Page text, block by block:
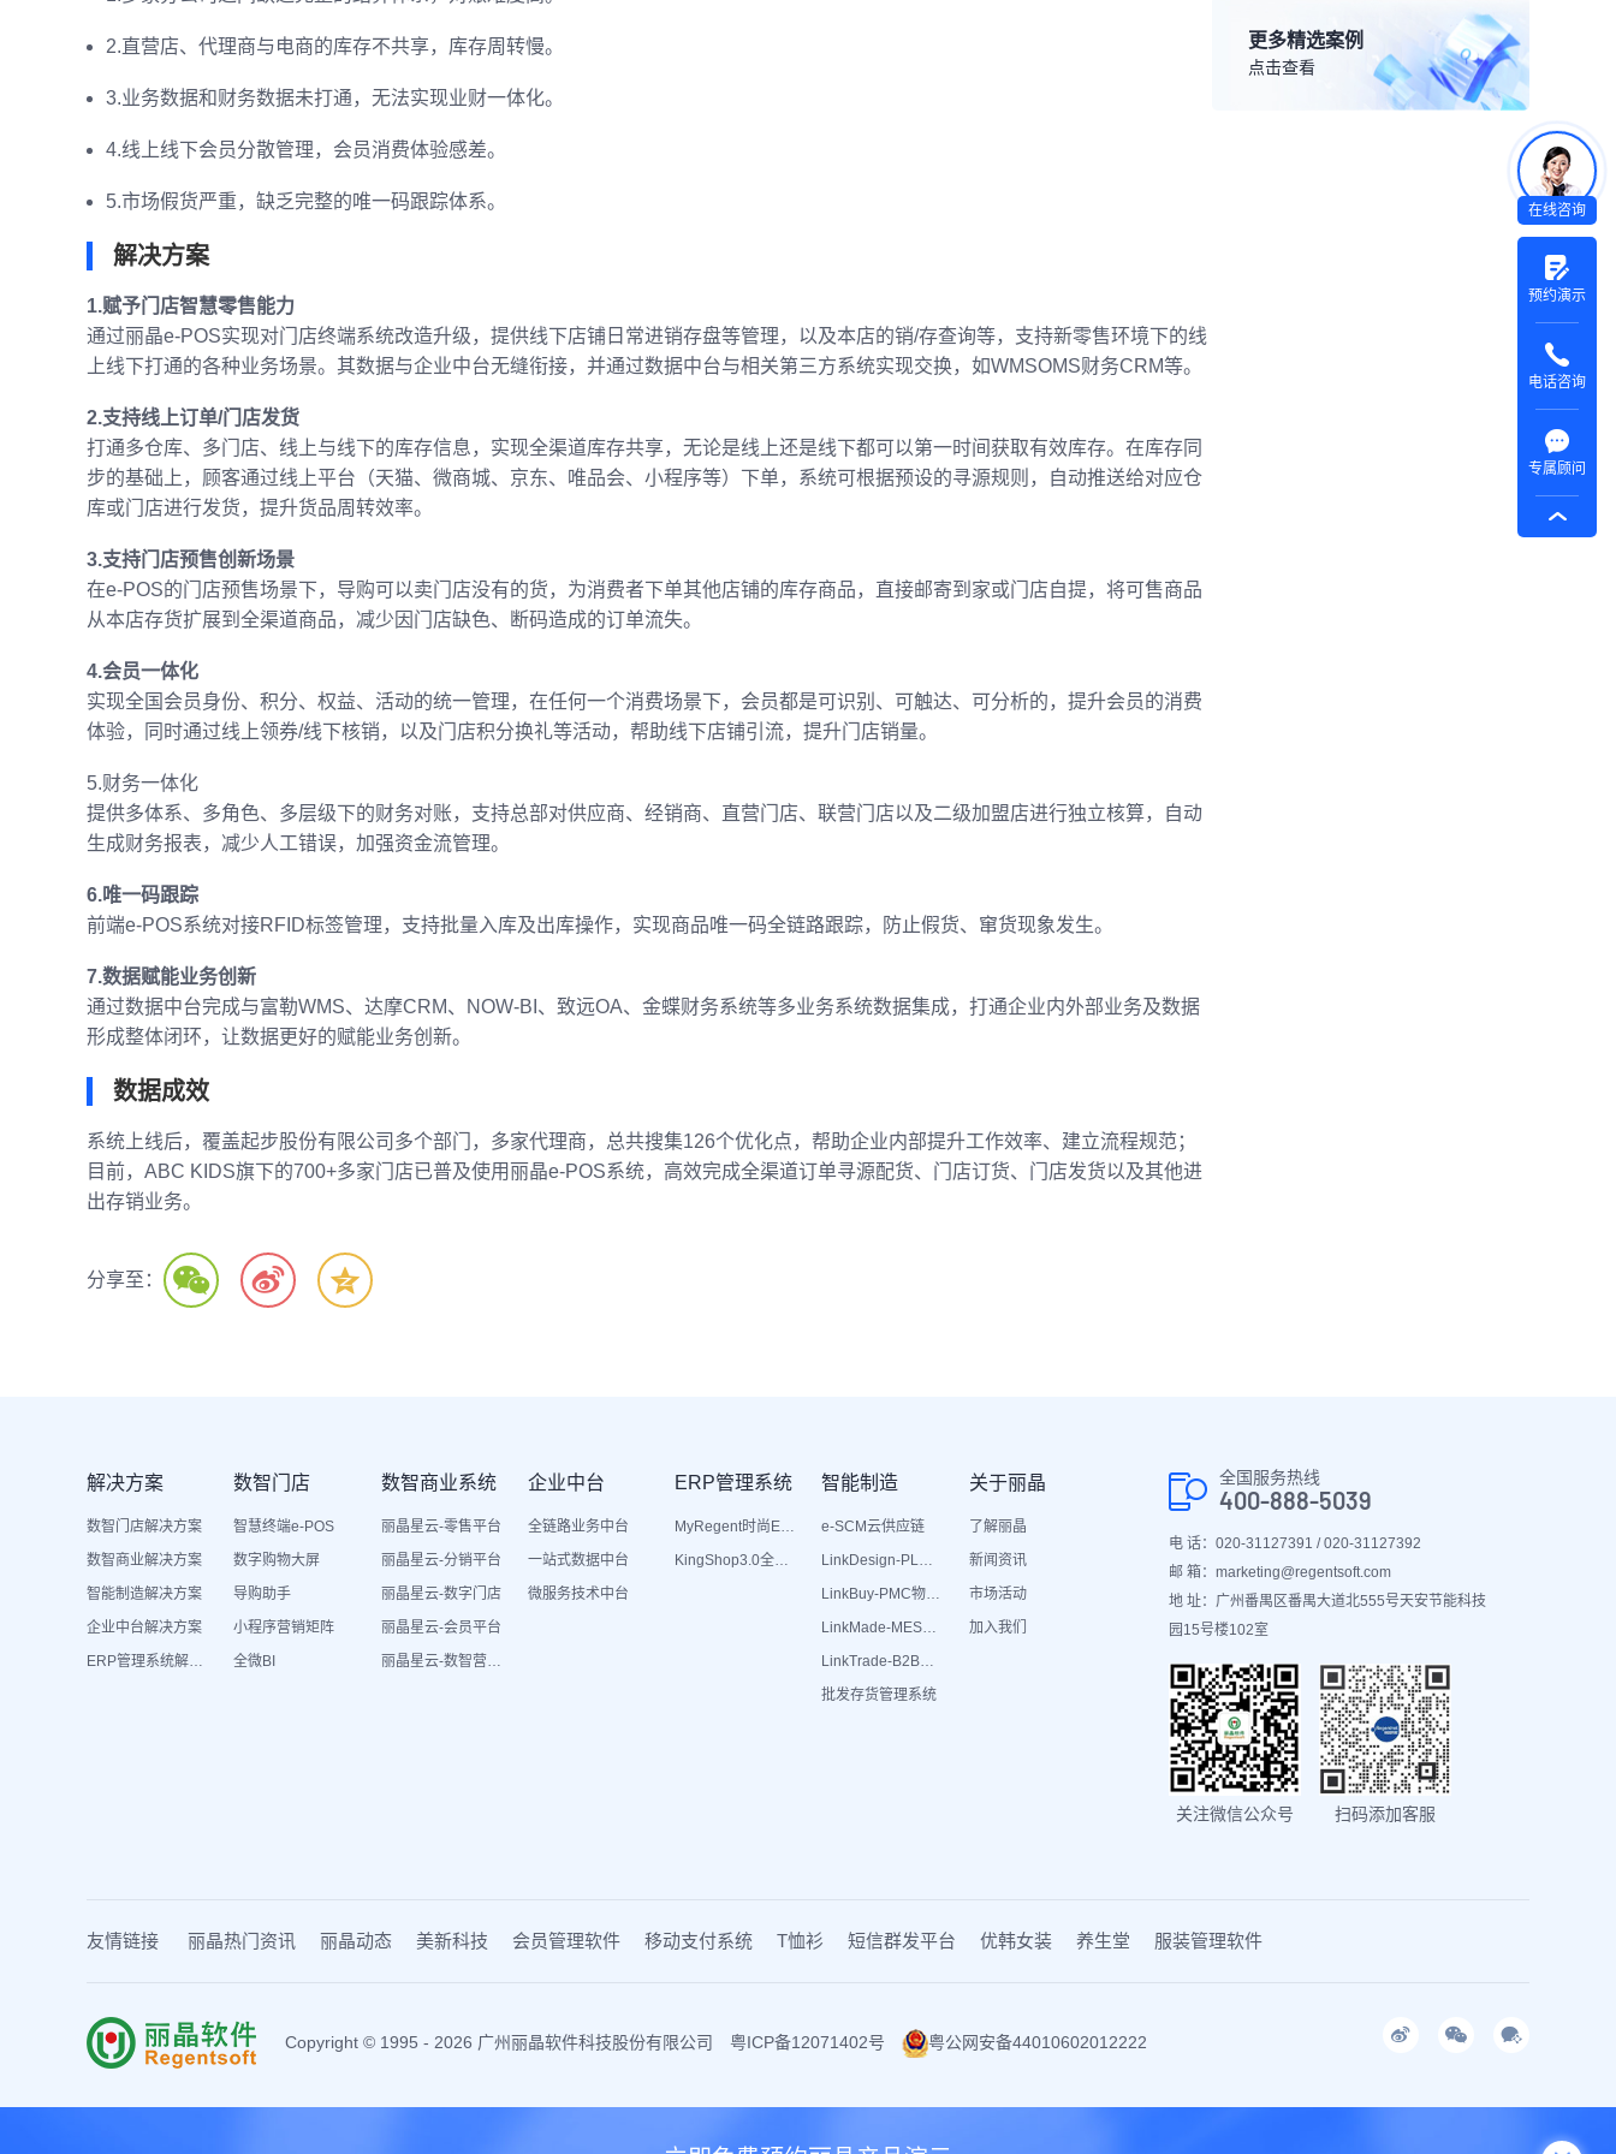
2.直营店、代理商与电商的库存不共享，库存周转慢。
3.业务数据和财务数据未打通，无法实现业财一体化。
4.线上线下会员分散管理，会员消费体验感差。
5.市场假货严重，缺乏完整的唯一码跟踪体系。
解决方案
1.赋予门店智慧零售能力
通过丽晶e-POS实现对门店终端系统改造升级，提供线下店铺日常进销存盘等管理，以及本店的销/存查询等，支持新零售环境下的线
上线下打通的各种业务场景。其数据与企业中台无缝衔接，并通过数据中台与相关第三方系统实现交换，如WMSOMS财务CRM等。
2.支持线上订单/门店发货
打通多仓库、多门店、线上与线下的库存信息，实现全渠道库存共享，无论是线上还是线下都可以第一时间获取有效库存。在库存同
步的基础上，顾客通过线上平台（天猫、微商城、京东、唯品会、小程序等）下单，系统可根据预设的寻源规则，自动推送给对应仓
库或门店进行发货，提升货品周转效率。
3.支持门店预售创新场景
在e-POS的门店预售场景下，导购可以卖门店没有的货，为消费者下单其他店铺的库存商品，直接邮寄到家或门店自提，将可售商品
从本店存货扩展到全渠道商品，减少因门店缺色、断码造成的订单流失。
4.会员一体化
实现全国会员身份、积分、权益、活动的统一管理，在任何一个消费场景下，会员都是可识别、可触达、可分析的，提升会员的消费
体验，同时通过线上领券/线下核销，以及门店积分换礼等活动，帮助线下店铺引流，提升门店销量。
5.财务一体化
提供多体系、多角色、多层级下的财务对账，支持总部对供应商、经销商、直营门店、联营门店以及二级加盟店进行独立核算，自动
生成财务报表，减少人工错误，加强资金流管理。
6.唯一码跟踪
前端e-POS系统对接RFID标签管理，支持批量入库及出库操作，实现商品唯一码全链路跟踪，防止假货、窜货现象发生。
7.数据赋能业务创新
通过数据中台完成与富勒WMS、达摩CRM、NOW-BI、致远OA、金蝶财务系统等多业务系统数据集成，打通企业内外部业务及数据
形成整体闭环，让数据更好的赋能业务创新。
数据成效
系统上线后，覆盖起步股份有限公司多个部门，多家代理商，总共搜集126个优化点，帮助企业内部提升工作效率、建立流程规范；
目前，ABC KIDS旗下的700+多家门店已普及使用丽晶e-POS系统，高效完成全渠道订单寻源配货、门店订货、门店发货以及其他进
出存销业务。
分享至：
更多精选案例
点击查看
在线咨询
预约演示
电话咨询
专属顾问
解决方案
数智门店解决方案
数智商业解决方案
智能制造解决方案
企业中台解决方案
数智门店
智慧终端e-POS
数字购物大屏
导购助手
小程序营销矩阵
全微BI
数智商业系统
丽晶星云-零售平台
丽晶星云-分销平台
丽晶星云-数字门店
丽晶星云-会员平台
丽晶星云-数智营销活动
企业中台
全链路业务中台
一站式数据中台
微服务技术中台
ERP管理系统 智能制造
e-SCM云供应链
批发存货管理系统
关于丽晶
了解丽晶
新闻资讯
市场活动
加入我们
全国服务热线
400-888-5039
电 话：020-31127391 / 020-31127392
邮 箱：marketing@regentsoft.com
地 址：广州番禺区番禺大道北555号天安节能科技
园15号楼102室
关注微信公众号 扫码添加客服
友情链接 丽晶热门资讯 丽晶动态 美新科技 会员管理软件 移动支付系统 T恤衫 短信群发平台 优韩女装 养生堂 服装管理软件
Copyright © 1995 - 2026 广州丽晶软件科技股份有限公司 粤ICP备12071402号 粤公网安备44010602012222